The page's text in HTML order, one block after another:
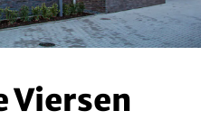
Viersen